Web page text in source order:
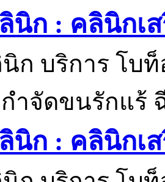
นิก : คลินิกเ
ก บริการ โบ
ำจัดขนรักแร้
นิก : คลินิกเ